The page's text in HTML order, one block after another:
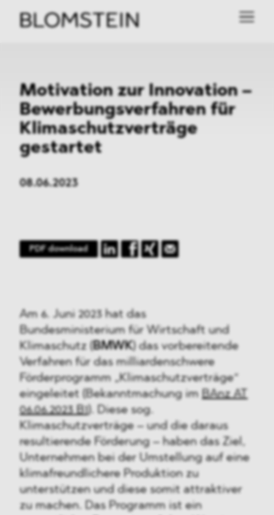
Motivation zur Innovation –
Bewerbungsverfahren für
Klimaschutzverträge
gestartet
08.06.2023
PDF download
Am 6. Juni 2023 hat das
Bundesministerium für Wirtschaft und
Klimaschutz (BMWK) das vorbereitende
Verfahren für das milliardenschwere
Förderprogramm „Klimaschutzverträge“
eingeleitet (Bekanntmachung im BAnz AT
06.06.2023 B1 ). Diese sog.
Klimaschutzverträge – und die daraus
resultierende Förderung – haben das Ziel,
Unternehmen bei der Umstellung auf eine
klimafreundlichere Produktion zu
unterstützen und diese somit attraktiver
zu machen. Das Programm ist ein